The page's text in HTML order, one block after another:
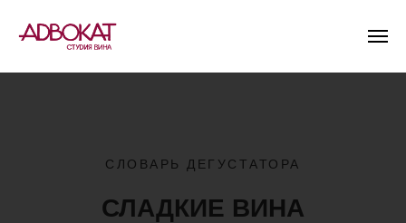
СЛОВАРЬ ДЕГУСТАТОРА
СЛАДКИЕ ВИНА